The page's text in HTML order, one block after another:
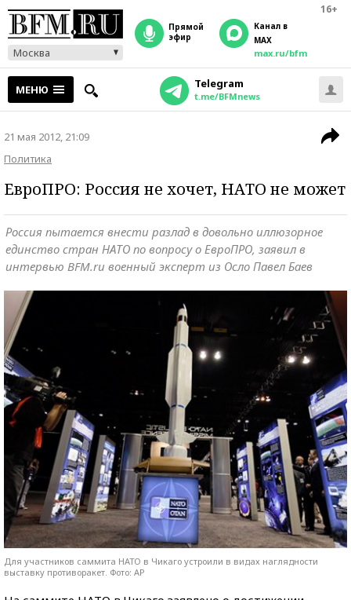
16+
Москва
прямой
эфир
Канал в
MAX
max.ru/bfm
МЕНЮ Telegram
t.me/BFMnews
21 мая 2012, 21:09
Политика
ЕвроПРО: Россия не хочет, НАТО не может
Россия пытается внести разлад в довольно иллюзорное
единство стран НАТО по вопросу о ЕвроПРО, заявил в
интервью BFM.ru военный эксперт из Осло Павел Баев
Для участников саммита НАТО в Чикаго устроили в видах наглядности
выставку противоракет. Фото: AP